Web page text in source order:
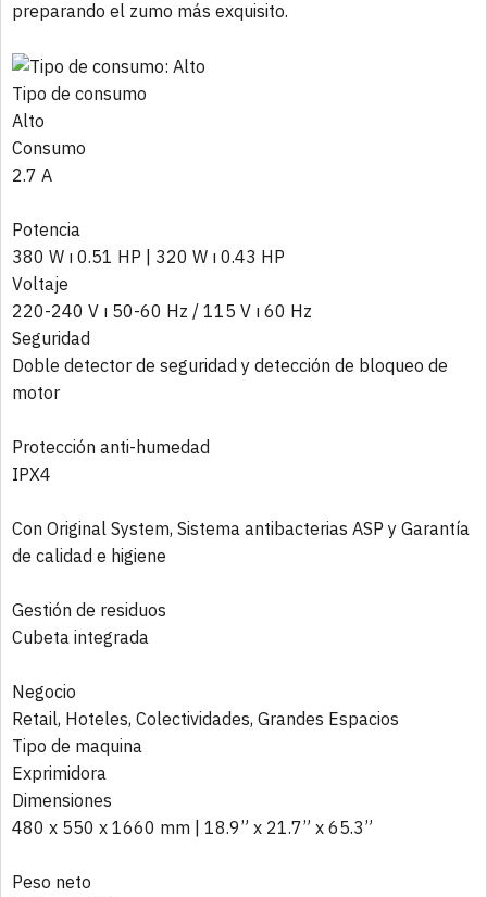
preparando el zumo más exquisito.
Tipo de consumo
Alto
Consumo
2.7 A
Potencia
380 W ı 0.51 HP | 320 W ı 0.43 HP
Voltaje
220-240 V ı 50-60 Hz / 115 V ı 60 Hz
Seguridad
Doble detector de seguridad y detección de bloqueo de
motor
Protección anti-humedad
IPX4
Con Original System, Sistema antibacterias ASP y Garantía
de calidad e higiene
Gestión de residuos
Cubeta integrada
Negocio
Retail, Hoteles, Colectividades, Grandes Espacios
Tipo de maquina
Exprimidora
Dimensiones
480 x 550 x 1660 mm | 18.9” x 21.7” x 65.3”
Peso neto